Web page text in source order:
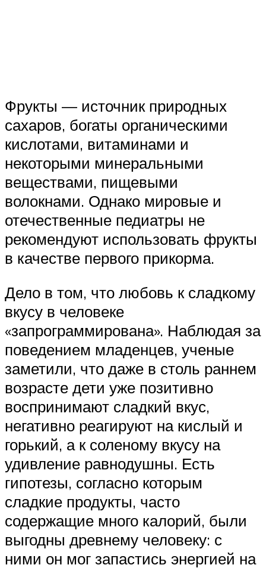
Фрукты — источник природных
сахаров, богаты органическими
кислотами, витаминами и
некоторыми минеральными
веществами, пищевыми
волокнами. Однако мировые и
отечественные педиатры не
рекомендуют использовать фрукты
в качестве первого прикорма.
Дело в том, что любовь к сладкому
вкусу в человеке
«запрограммирована». Наблюдая за
поведением младенцев, ученые
заметили, что даже в столь раннем
возрасте дети уже позитивно
воспринимают сладкий вкус,
негативно реагируют на кислый и
горький, а к соленому вкусу на
удивление равнодушны. Есть
гипотезы, согласно которым
сладкие продукты, часто
содержащие много калорий, были
выгодны древнему человеку: с
ними он мог запастись энергией на